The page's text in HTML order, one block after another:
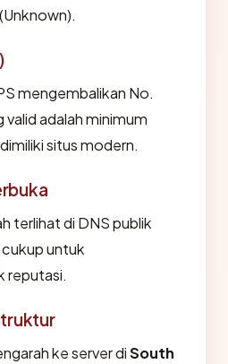
mengembalikan No.
adalah minimum
situs modern.
terlihat di DNS publik
untuk
reputasi.
ke server diSouth